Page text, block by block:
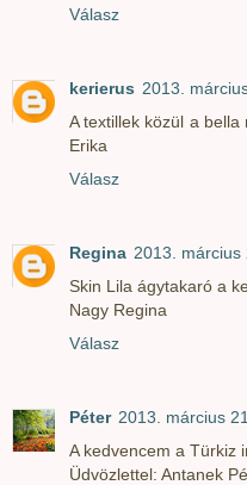
Válasz
kerierus 2013.
A textillek közül a
Erika
Válasz
Regina 2013. március
Skin Lila ágytakaró a
Nagy Regina
Válasz
Péter 2013. március
A kedvencem a Türkiz
Üdvözlettel: Antanek